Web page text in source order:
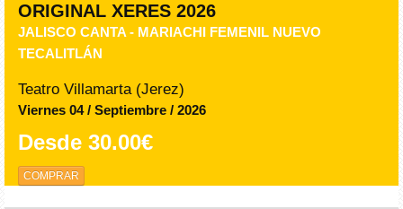
ORIGINAL XERES 2026
JALISCO CANTA - MARIACHI FEMENIL NUEVO
TECALITLÁN
Teatro Villamarta (Jerez)
Viernes 04 / Septiembre / 2026
Desde 30.00€
COMPRAR